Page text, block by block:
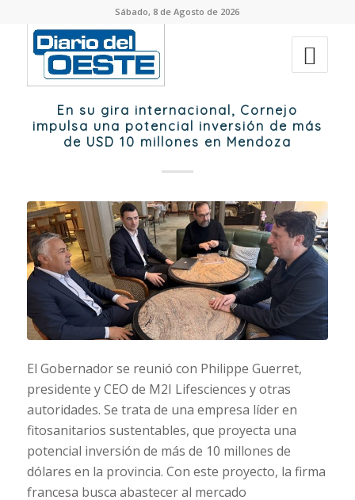
Sábado, 8 de Agosto de 2026
En su gira internacional, Cornejo
impulsa una potencial inversión de más
de USD 10 millones en Mendoza
El Gobernador se reunió con Philippe Guerret,
presidente y CEO de M2I Lifesciences y otras
autoridades. Se trata de una empresa líder en
fitosanitarios sustentables, que proyecta una
potencial inversión de más de 10 millones de
dólares en la provincia. Con este proyecto, la firma
francesa busca abastecer al mercado